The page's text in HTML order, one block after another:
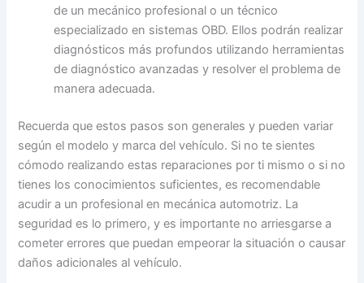
de un mecánico profesional o un técnico
especializado en sistemas OBD. Ellos podrán realizar
diagnósticos más profundos utilizando herramientas
de diagnóstico avanzadas y resolver el problema de
manera adecuada.
Recuerda que estos pasos son generales y pueden variar
según el modelo y marca del vehículo. Si no te sientes
cómodo realizando estas reparaciones por ti mismo o si no
tienes los conocimientos suficientes, es recomendable
acudir a un profesional en mecánica automotriz. La
seguridad es lo primero, y es importante no arriesgarse a
cometer errores que puedan empeorar la situación o causar
daños adicionales al vehículo.